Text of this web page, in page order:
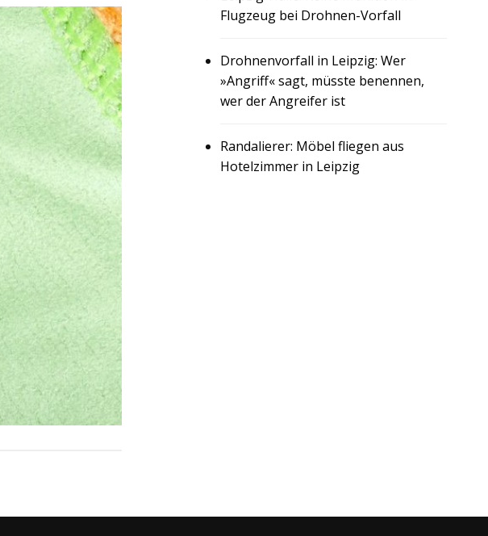
Flugzeug bei Drohnen-Vorfall
Drohnenvorfall in Leipzig: Wer
»Angriff« sagt, müsste benennen,
wer der Angreifer ist
Randalierer: Möbel fliegen aus
Hotelzimmer in Leipzig